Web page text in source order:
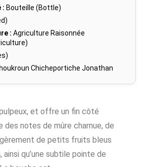
: Bouteille (Bottle)
: Agriculture Raisonnée
Chicheportiche Jonathan
et offre un fin côté
des notes de mûre charnue, de
de petits fruits bleus
ainsi qu’une subtile pointe de